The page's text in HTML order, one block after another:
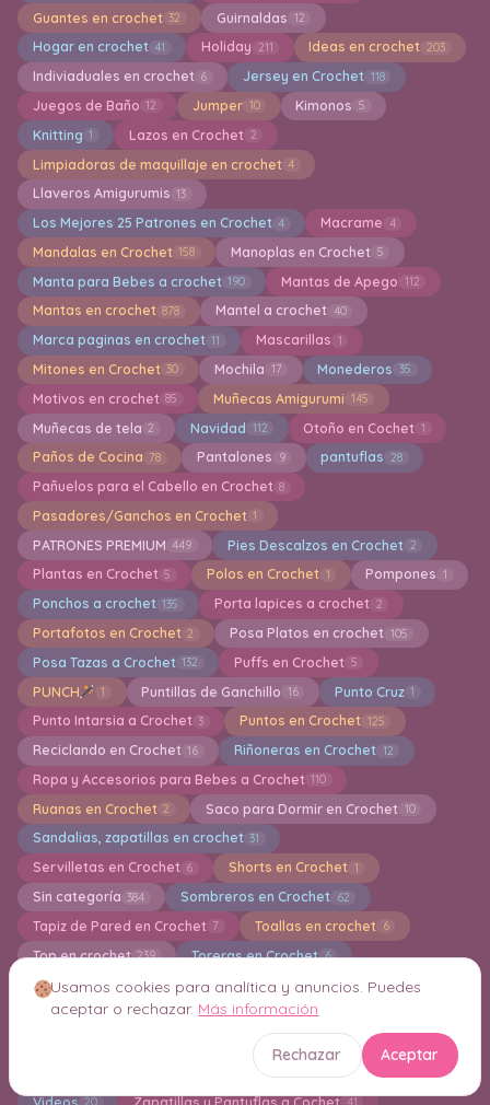
Guantes en crochet 32 Guirnaldas 12
Hogar en crochet 41 Holiday 211 Ideas en crochet 203
Indiviaduales en crochet 6 Jersey en Crochet 118
Juegos de Baño 12 Jumper 10 Kimonos 5
Knitting 1 Lazos en Crochet 2
Limpiadoras de maquillaje en crochet 4
Llaveros Amigurumis 13
Los Mejores 25 Patrones en Crochet 4 Macrame 4
Mandalas en Crochet 158 Manoplas en Crochet 5
Manta para Bebes a crochet 190 Mantas de Apego 112
Mantas en crochet 878 Mantel a crochet 40
Marca paginas en crochet 11 Mascarillas 1
Mitones en Crochet 30 Mochila 17 Monederos 35
Motivos en crochet 85 Muñecas Amigurumi 145
Muñecas de tela 2 Navidad 112 Otoño en Cochet 1
Paños de Cocina 78 Pantalones 9 pantuflas 28
Pañuelos para el Cabello en Crochet 8
Pasadores/Ganchos en Crochet 1
PATRONES PREMIUM 449 Pies Descalzos en Crochet 2
Plantas en Crochet 5 Polos en Crochet 1 Pompones 1
Ponchos a crochet 135 Porta lapices a crochet 2
Portafotos en Crochet 2 Posa Platos en crochet 105
Posa Tazas a Crochet 132 Puffs en Crochet 5
PUNCH 1 Puntillas de Ganchillo 16 Punto Cruz 1
Punto Intarsia a Crochet 3 Puntos en Crochet 125
Reciclando en Crochet 16 Riñoneras en Crochet 12
Ropa y Accesorios para Bebes a Crochet 110
Ruanas en Crochet 2 Saco para Dormir en Crochet 10
Sandalias, zapatillas en crochet 31
Servilletas en Crochet 6 Shorts en Crochet 1
Sin categoría 384 Sombreros en Crochet 62
Tapiz de Pared en Crochet 7 Toallas en crochet 6
Top en crochet 239 Toreras en Crochet 6
Trajes de baños a crochet 13 Trapillo a crochet 12
Túnica en crochet 15 Verano a Crochet
Vestidos a crochet para muñecas Barbie
Vestidos para Niñas en crochet 19
Videos 20 Zapatillas y Pantuflas a Cochet 41
Usamos cookies para analítica y anuncios. Puedes
aceptar o rechazar. Más información
Rechazar Aceptar